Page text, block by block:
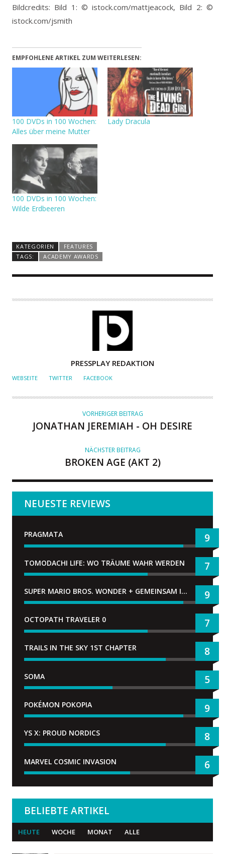
Bildcredits: Bild 1: © istock.com/mattjeacock, Bild 2: ©
istock.com/jsmith
EMPFOHLENE ARTIKEL ZUM WEITERLESEN:
100 DVDs in 100 Wochen:
Alles über meine Mutter
Lady Dracula
100 DVDs in 100 Wochen:
Wilde Erdbeeren
KATEGORIEN
FEATURES
TAGS:
ACADEMY AWARDS
U
O
PRESSPLAY REDAKTION
WEBSEITE TWITTER FACEBOOK
VORHERIGER BEITRAG
JONATHAN JEREMIAH - OH DESIRE
NÄCHSTER BEITRAG
BROKEN AGE (AKT 2)
NEUESTE REVIEWS
PRAGMATA 9
TOMODACHI LIFE: WO TRÄUME WAHR WERDEN 7
SUPER MARIO BROS. WONDER + GEMEINSAM IM BELLABEL-PARK 9
OCTOPATH TRAVELER 0 7
TRAILS IN THE SKY 1ST CHAPTER 8
SOMA 5
POKÉMON POKOPIA 9
YS X: PROUD NORDICS 8
MARVEL COSMIC INVASION 6
BELIEBTE ARTIKEL
HEUTE WOCHE MONAT ALLE